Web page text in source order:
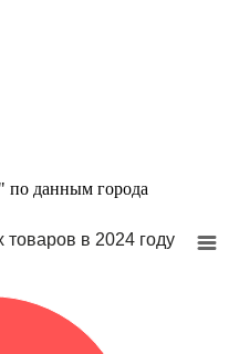
по данным города
товаров в 2024 году